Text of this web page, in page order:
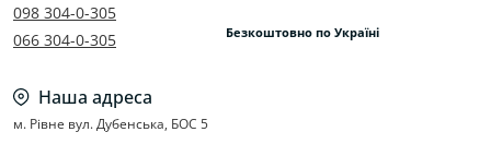
098 304-0-305
066 304-0-305
Безкоштовно по Україні
Наша адреса
м. Рівне вул. Дубенська, БОС 5